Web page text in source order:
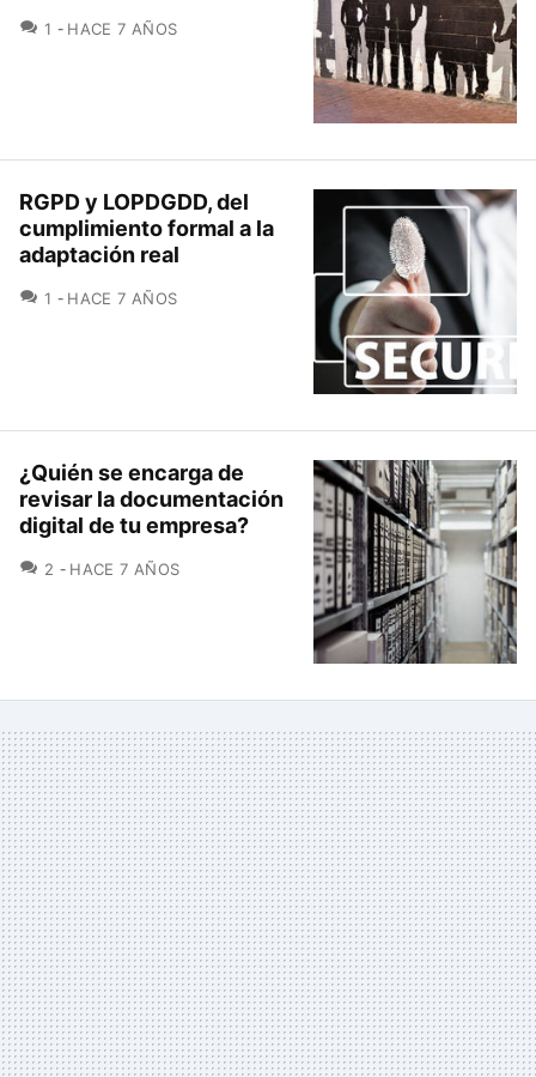
1 COMENTARIOS
HACE 7 AÑOS
RGPD y LOPDGDD, del
cumplimiento formal a la
adaptación real
1 COMENTARIOS
HACE 7 AÑOS
¿Quién se encarga de
revisar la documentación
digital de tu empresa?
2 COMENTARIOS
HACE 7 AÑOS